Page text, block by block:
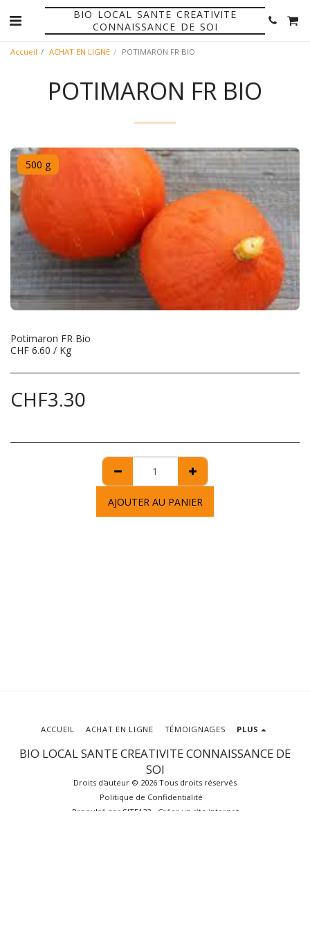
BIO LOCAL SANTE CREATIVITE
CONNAISSANCE DE SOI
Accueil ACHAT EN LIGNE POTIMARON FR BIO
POTIMARON FR BIO
500 g
Potimaron FR Bio
CHF 6.60 / Kg
CHF3.30
AJOUTER AU PANIER
BIO LOCAL SANTE CREATIVITE CONNAISSANCE DE
SOI
Droits d'auteur © 2026 Tous droits réservés
Politique de Confidentialité
Propulsé par SITE123- Créer un site internet
ACCUEIL ACHAT EN LIGNE TÉMOIGNAGES PLUS